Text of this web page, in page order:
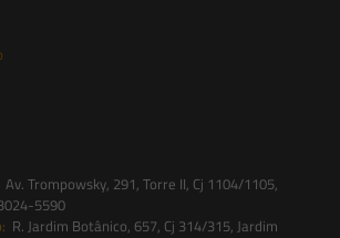
Av. Trompowsky, 291, Torre II, Cj 1104/1105,
5590
R. Jardim Botânico, 657, Cj 314/315, Jardim